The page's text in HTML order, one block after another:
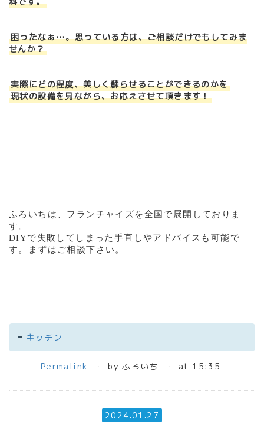
困ったなぁ…。思っている方は、ご相談だけでもしてみま
せんか？
実際にどの程度、美しく蘇らせることができるのかを
現状の設備を見ながら、お応えさせて頂きます！
ふろいちは、フランチャイズを全国で展開しておりま
す。
DIYで失敗してしまった手直しやアドバイスも可能で
す。まずはご相談下さい。
キッチン
Permalink by ふろいち at 15:35
2024.01.27